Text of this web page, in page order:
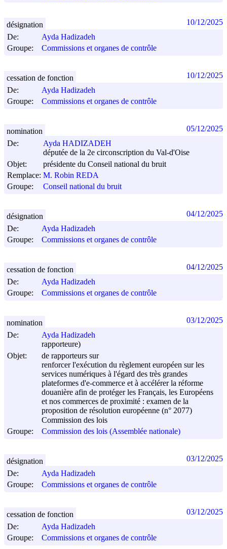
De:
Ayda Hadizadeh
Groupe:
Commissions et organes de contrôle
désignation 10/12/2025
De:
Ayda Hadizadeh
Groupe:
Commissions et organes de contrôle
cessation de fonction 10/12/2025
De:
Ayda HADIZADEH
députée de la 2e circonscription du Val-d'Oise
Objet:
présidente du Conseil national du bruit
Remplace: M. Robin REDA
Groupe:
Conseil national du bruit
nomination 05/12/2025
De:
Ayda Hadizadeh
Groupe:
Commissions et organes de contrôle
désignation 04/12/2025
De:
Ayda Hadizadeh
Groupe:
Commissions et organes de contrôle
cessation de fonction 04/12/2025
De:
Ayda Hadizadeh
rapporteure)
Objet:
de rapporteurs sur
renforcer l'exécution du règlement européen sur les
services numériques à l'égard des très grandes
plateformes d'e-commerce et à accélérer la réforme
douanière afin de protéger les Français, les Européens
et nos commerces de proximité : examen de la
proposition de résolution européenne (n° 2077)
Commission des lois
Groupe:
Commission des lois (Assemblée nationale)
nomination 03/12/2025
De:
Ayda Hadizadeh
Groupe:
Commissions et organes de contrôle
désignation 03/12/2025
De:
Ayda Hadizadeh
Groupe:
Commissions et organes de contrôle
cessation de fonction 03/12/2025